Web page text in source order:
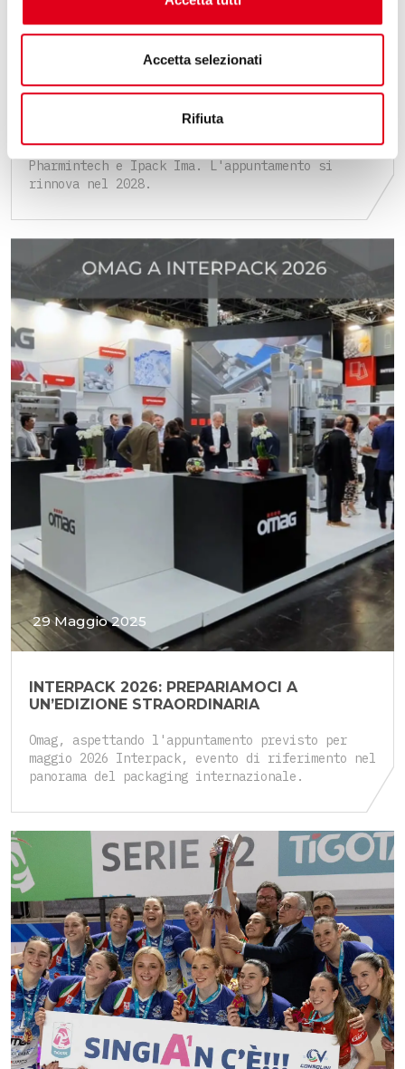
Accetta selezionati
Rifiuta
BILANCIO DI PHARMINTECH & IPACK IMA
Omag, resoconto dell'edizione 2025 di
Pharmintech e Ipack Ima. L'appuntamento si
rinnova nel 2028.
29 Maggio 2025
INTERPACK 2026: PREPARIAMOCI A
UN’EDIZIONE STRAORDINARIA
Omag, aspettando l'appuntamento previsto per
maggio 2026 Interpack, evento di riferimento nel
panorama del packaging internazionale.